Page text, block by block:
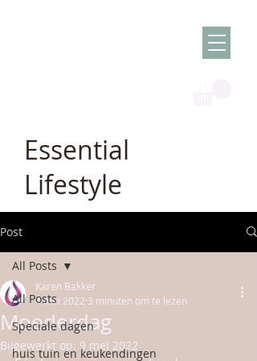
Essential
Lifestyle
Post
All Posts
Speciale dagen
huis tuin en keukendingen
All Posts
Moederdag
Karen Bakker
4 mei 2022 3 minuten om te lezen
Bijgewerkt op: 9 mei 2022